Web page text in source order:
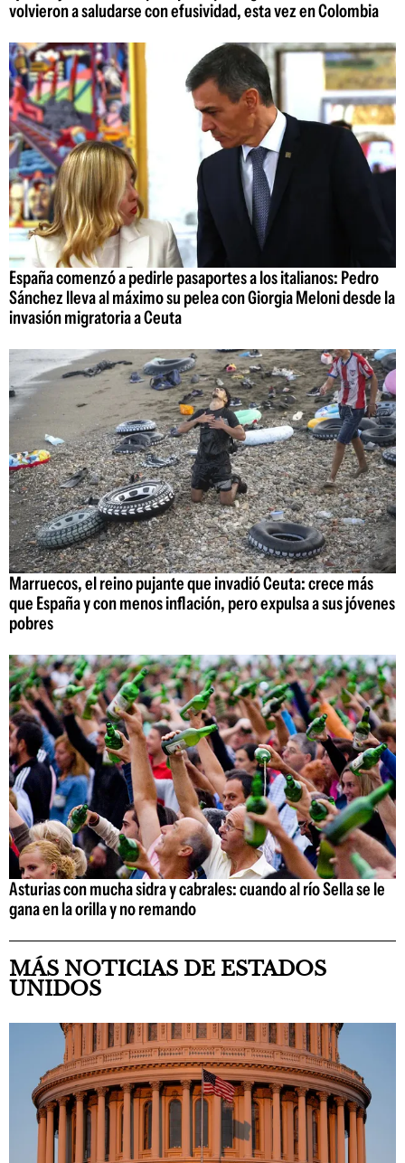
volvieron a saludarse con efusividad, esta vez en Colombia
España comenzó a pedirle pasaportes a los italianos: Pedro
Sánchez lleva al máximo su pelea con Giorgia Meloni desde la
invasión migratoria a Ceuta
Marruecos, el reino pujante que invadió Ceuta: crece más
que España y con menos inflación, pero expulsa a sus jóvenes
pobres
Asturias con mucha sidra y cabrales: cuando al río Sella se le
gana en la orilla y no remando
MÁS NOTICIAS DE ESTADOS
UNIDOS